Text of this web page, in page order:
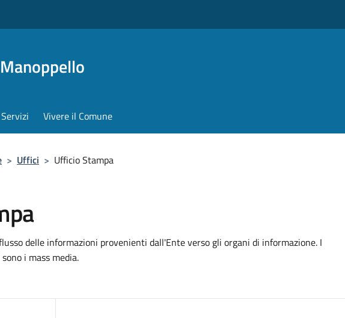
Servizi Vivere il Comune
> Uffici > Ufficio Stampa
delle informazioni provenienti dall'Ente verso gli organi di informazione. I
i mass media.